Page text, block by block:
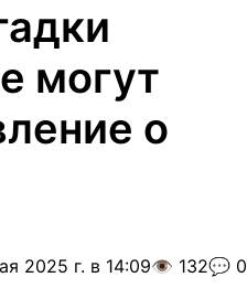
могут
о
2025 г. в 14:09👁️ 132💬 0